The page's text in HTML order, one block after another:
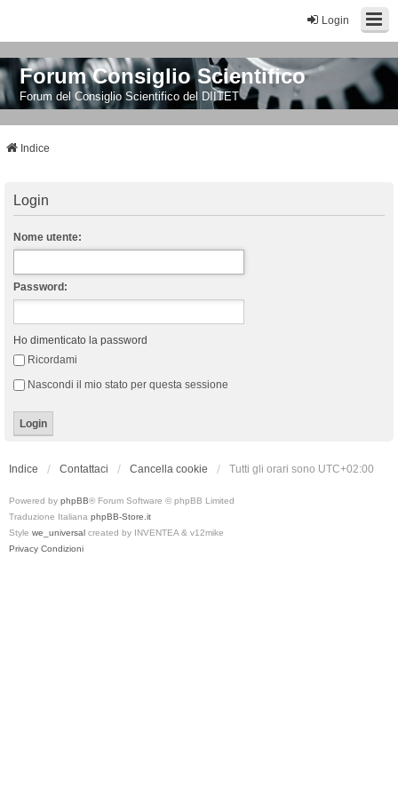
Login
Forum Consiglio Scientifico
Forum del Consiglio Scientifico del DIITET
Indice
Login
Nome utente:
Password:
Ho dimenticato la password
Ricordami
Nascondi il mio stato per questa sessione
Indice Contattaci Cancella cookie Tutti gli orari sono UTC+02:00
Powered by phpBB® Forum Software © phpBB Limited
Traduzione Italiana phpBB-Store.it
Style we_universal created by INVENTEA & v12mike
Privacy Condizioni